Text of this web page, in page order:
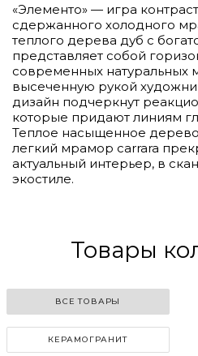
«Элементо» — игра
сдержанного холодного
теплого дерева дуб с
представляет собой
современных натуральных
высеченную рукой
дизайн подчеркнут
которые придают линиям
Теплое насыщенное
легкий мрамор carrara
актуальный интерьер, в
экостиле.
Товары
ВСЕ ТОВАРЫ
КЕРАМОГРАНИТ